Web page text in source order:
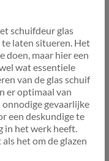
schuifdeur glas
laten situeren. Het
doen, maar hier een
wat essentiele
van de glas schuif
er optimaal van
gevaarlijke
een deskundige te
in het werk heeft.
het om de glazen